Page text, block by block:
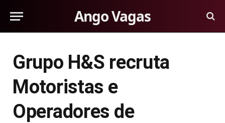
Ango Vagas
Grupo H&S recruta
Motoristas e
Operadores de